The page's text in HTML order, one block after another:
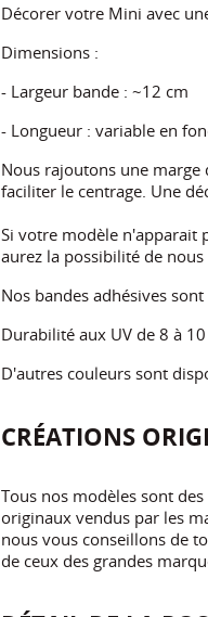
Décorer votre Mini avec
Dimensions :
- Largeur bande : ~12 cm
- Longueur : variable en
Nous rajoutons une marge
faciliter le centrage. Une
Si votre modèle n'apparait
aurez la possibilité de nous
Nos bandes adhésives
Durabilité aux UV de 8 à
D'autres couleurs sont
CRÉATIONS
Tous nos modèles sont
originaux vendus par les
nous vous conseillons de
de ceux des grandes